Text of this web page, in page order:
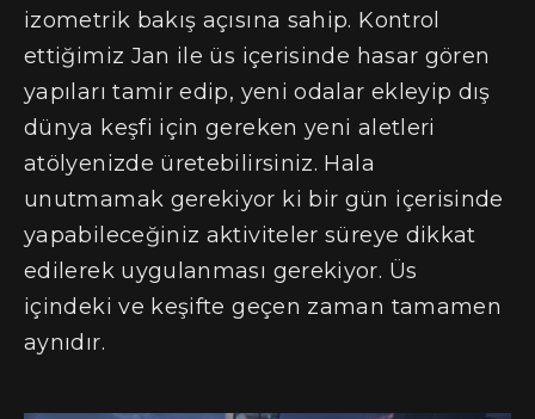
izometrik bakış açısına sahip. Kontrol
ettiğimiz Jan ile üs içerisinde hasar gören
yapıları tamir edip, yeni odalar ekleyip dış
dünya keşfi için gereken yeni aletleri
atölyenizde üretebilirsiniz. Hala
unutmamak gerekiyor ki bir gün içerisinde
yapabileceğiniz aktiviteler süreye dikkat
edilerek uygulanması gerekiyor. Üs
içindeki ve keşifte geçen zaman tamamen
aynıdır.